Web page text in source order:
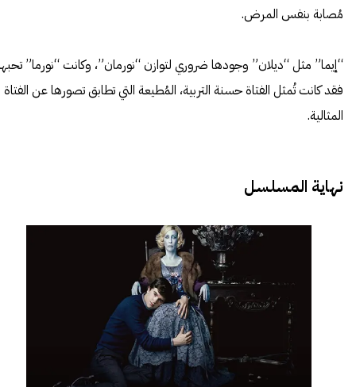
مُصابة بنفس المرض.
“إيما” مثل “ديلان” وجودها ضروري لتوازن “نورمان”، وكانت “نورما”
فقد كانت تُمثل الفتاة حسنة التربية، المُطيعة التي تطابق تصورها عن الفتاة
المثالية.
نهاية المسلسل